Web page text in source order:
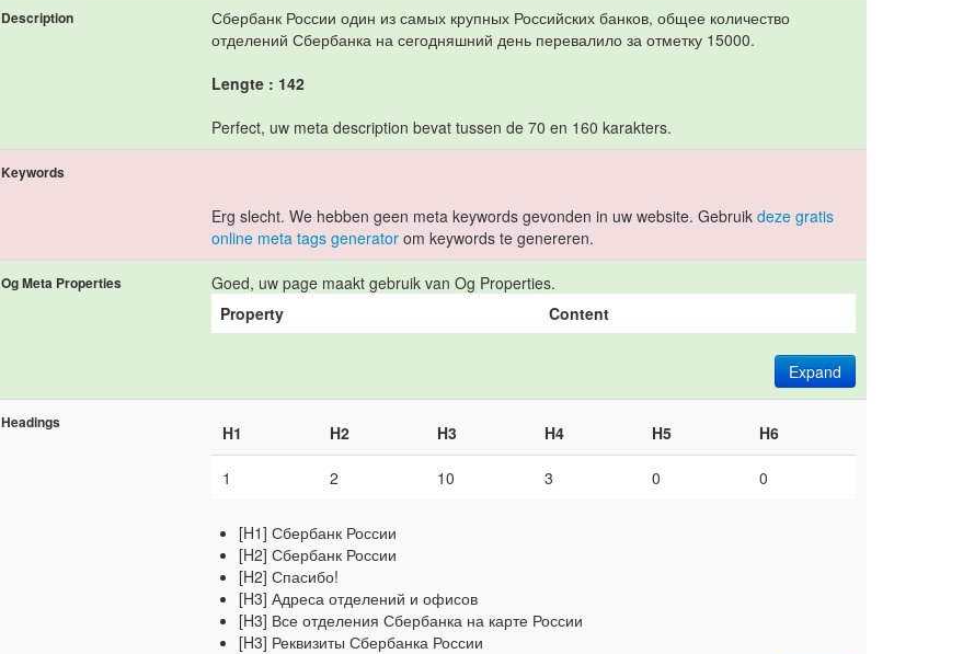
Description
Сбербанк России один из самых крупных Российских банков, общее количество
отделений Сбербанка на сегодняшний день перевалило за отметку 15000.
Lengte : 142
Perfect, uw meta description bevat tussen de 70 en 160 karakters.
Keywords
Erg slecht. We hebben geen meta keywords gevonden in uw website. Gebruik deze gratis
online meta tags generator om keywords te genereren.
Og Meta Properties
Goed, uw page maakt gebruik van Og Properties.
Property
Content
Expand
Headings H1 H2 H3 H4 H5 H6
1 2 10 3 0 0
[H1] Сбербанк России
[H2] Сбербанк России
[H2] Спасибо!
[H3] Адреса отделений и офисов
[H3] Все отделения Сбербанка на карте России
[H3] Реквизиты Сбербанка России